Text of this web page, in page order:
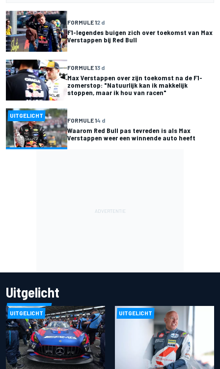
FORMULE 12 d
F1-legendes buigen zich over toekomst van Max
Verstappen bij Red Bull
FORMULE 13 d
Max Verstappen over zijn toekomst na de F1-
zomerstop: "Natuurlijk kan ik makkelijk
stoppen, maar ik hou van racen"
UITGELICHT
FORMULE 14 d
Waarom Red Bull pas tevreden is als Max
Verstappen weer een winnende auto heeft
Uitgelicht
UITGELICHT UITGELICHT